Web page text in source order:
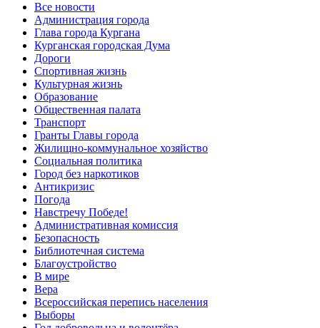
Все новости
Администрация города
Глава города Кургана
Курганская городская Дума
Дороги
Спортивная жизнь
Культурная жизнь
Образование
Общественная палата
Транспорт
Гранты Главы города
Жилищно-коммунальное хозяйство
Социальная политика
Город без наркотиков
Антикризис
Погода
Навстречу Победе!
Административная комиссия
Безопасность
Библиотечная система
Благоустройство
В мире
Вера
Всероссийская перепись населения
Выборы